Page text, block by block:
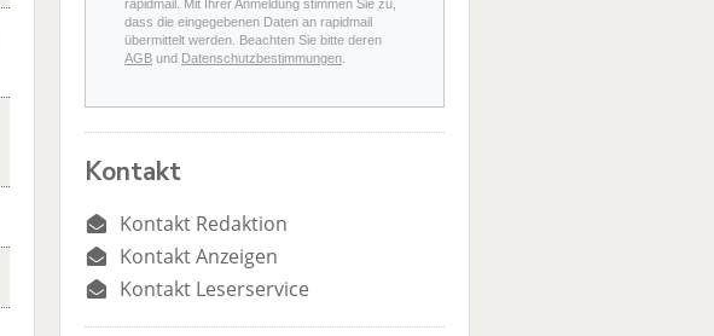
rapidmail. Mit Ihrer Anmeldung stimmen Sie zu,
dass die eingegebenen Daten an rapidmail
übermittelt werden. Beachten Sie bitte deren
AGB und Datenschutzbestimmungen
Kontakt
Kontakt Redaktion
Kontakt Anzeigen
Kontakt Leserservice